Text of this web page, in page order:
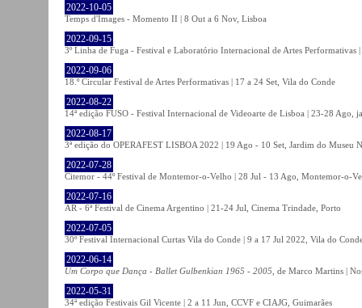
2022-10-05
Temps d'Images - Momento II | 8 Out a 6 Nov, Lisboa
2022-09-15
3º Linha de Fuga - Festival e Laboratório Internacional de Artes Performativas
2022-09-06
18.º Circular Festival de Artes Performativas | 17 a 24 Set, Vila do Conde
2022-08-22
14ª edição FUSO - Festival Internacional de Videoarte de Lisboa | 23-28 Ago,
2022-08-17
3ª edição do OPERAFEST LISBOA 2022 | 19 Ago - 10 Set, Jardim do Museu
2022-07-28
Citemor - 44º Festival de Montemor-o-Velho | 28 Jul - 13 Ago, Montemor-o-
2022-07-16
AR - 6ª Festival de Cinema Argentino | 21-24 Jul, Cinema Trindade, Porto
2022-07-05
30º Festival Internacional Curtas Vila do Conde | 9 a 17 Jul 2022, Vila do
2022-06-14
Um Corpo que Dança - Ballet Gulbenkian 1965 - 2005 , de Marco Martins |
2022-05-31
34ª edição Festivais Gil Vicente | 2 a 11 Jun, CCVF e CIAJG, Guimarães